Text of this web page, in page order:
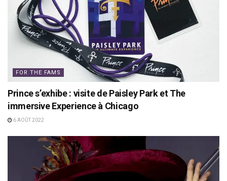
FOR THE FAMS
Prince s’exhibe : visite de Paisley Park et The
immersive Experience à Chicago
6 AOÛT 2022